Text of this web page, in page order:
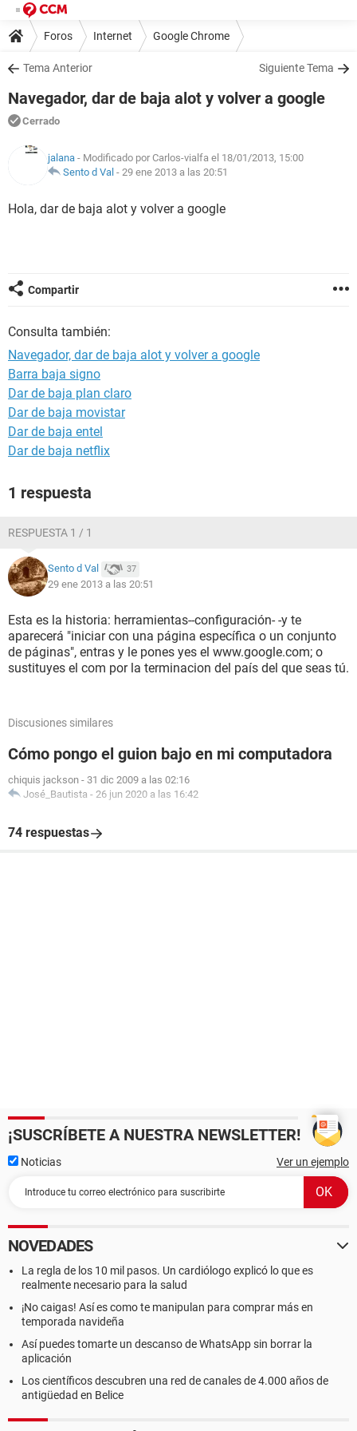
Foros Internet Google Chrome
Tema Anterior Siguiente Tema
Navegador, dar de baja alot y volver a google
Cerrado
jalana - Modificado por Carlos-vialfa el 18/01/2013, 15:00
Sento d Val - 29 ene 2013 a las 20:51
Hola, dar de baja alot y volver a google
Compartir
Consulta también:
Navegador, dar de baja alot y volver a google
Barra baja signo
Dar de baja plan claro
Dar de baja movistar
Dar de baja entel
Dar de baja netflix
1 respuesta
RESPUESTA 1 / 1
Sento d Val 37
29 ene 2013 a las 20:51
Esta es la historia: herramientas--configuración- -y te
aparecerá "iniciar con una página específica o un conjunto
de páginas", entras y le pones yes el www.google.com; o
sustituyes el com por la terminacion del país del que seas tú.
Discusiones similares
Cómo pongo el guion bajo en mi computadora
chiquis jackson - 31 dic 2009 a las 02:16
José_Bautista - 26 jun 2020 a las 16:42
74 respuestas
¡SUSCRÍBETE A NUESTRA NEWSLETTER!
Noticias Ver un ejemplo
NOVEDADES
La regla de los 10 mil pasos. Un cardiólogo explicó lo que es
realmente necesario para la salud
¡No caigas! Así es como te manipulan para comprar más en
temporada navideña
Así puedes tomarte un descanso de WhatsApp sin borrar la
aplicación
Los científicos descubren una red de canales de 4.000 años de
antigüedad en Belice